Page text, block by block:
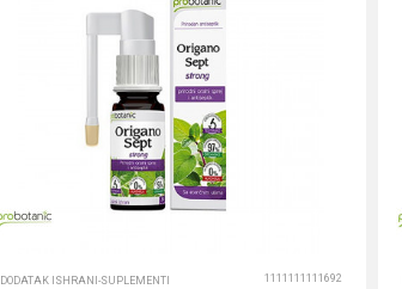
DODATAK ISHRANI-SUPLEMENTI 1111111111692